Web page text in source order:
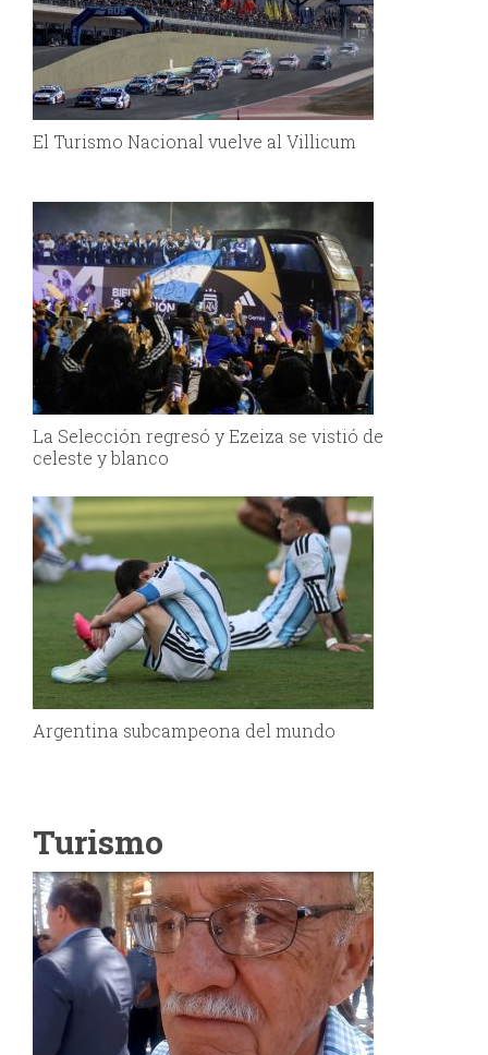
El Turismo Nacional vuelve al Villicum
La Selección regresó y Ezeiza se vistió de
celeste y blanco
Argentina subcampeona del mundo
Turismo